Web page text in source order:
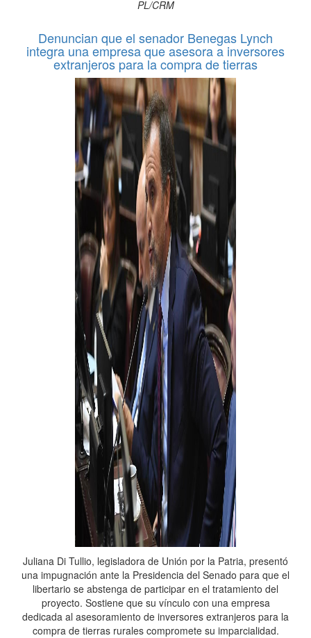
PL/CRM
Denuncian que el senador Benegas Lynch
integra una empresa que asesora a inversores
extranjeros para la compra de tierras
Juliana Di Tullio, legisladora de Unión por la Patria, presentó
una impugnación ante la Presidencia del Senado para que el
libertario se abstenga de participar en el tratamiento del
proyecto. Sostiene que su vínculo con una empresa
dedicada al asesoramiento de inversores extranjeros para la
compra de tierras rurales compromete su imparcialidad.